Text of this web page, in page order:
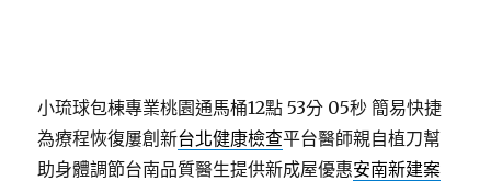
小琉球包棟專業桃園通馬桶12點 53分 05秒 簡易快捷
為療程恢復屢創新台北健康檢查平台醫師親自植刀幫
助身體調節台南品質醫生提供新成屋優惠安南新建案